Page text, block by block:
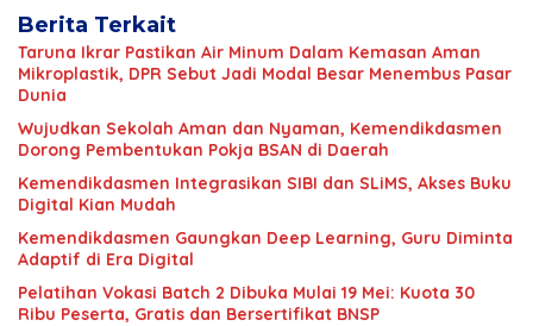
Berita Terkait
Taruna Ikrar Pastikan Air Minum Dalam Kemasan Aman
Mikroplastik, DPR Sebut Jadi Modal Besar Menembus Pasar
Dunia
Wujudkan Sekolah Aman dan Nyaman, Kemendikdasmen
Dorong Pembentukan Pokja BSAN di Daerah
Kemendikdasmen Integrasikan SIBI dan SLiMS, Akses Buku
Digital Kian Mudah
Kemendikdasmen Gaungkan Deep Learning, Guru Diminta
Adaptif di Era Digital
Pelatihan Vokasi Batch 2 Dibuka Mulai 19 Mei: Kuota 30
Ribu Peserta, Gratis dan Bersertifikat BNSP